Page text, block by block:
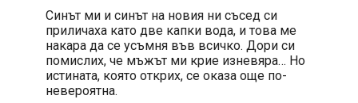
Синът ми и синът на новия ни съсед си
приличаха като две капки вода, и това ме
накара да се усъмня във всичко. Дори си
помислих, че мъжът ми крие изневяра… Но
истината, която открих, се оказа още по-
невероятна.